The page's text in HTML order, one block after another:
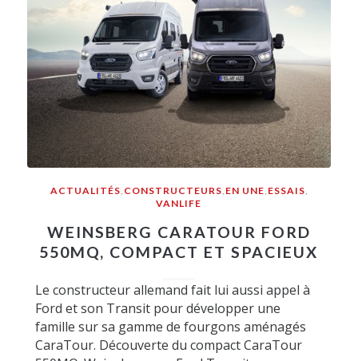
ACTUALITÉS CONSTRUCTEURS EN UNE ESSAIS
VANLIFE
WEINSBERG CARATOUR FORD
550MQ, COMPACT ET SPACIEUX
Le constructeur allemand fait lui aussi appel à
Ford et son Transit pour développer une
famille sur sa gamme de fourgons aménagés
CaraTour. Découverte du compact CaraTour